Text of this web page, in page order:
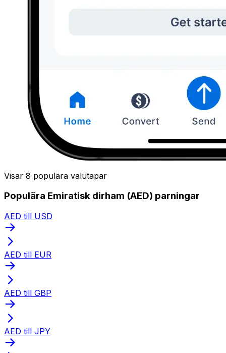
Visar 8 populära valutapar
Populära Emiratisk dirham (AED) parningar
AED till USD
AED till EUR
AED till GBP
AED till JPY